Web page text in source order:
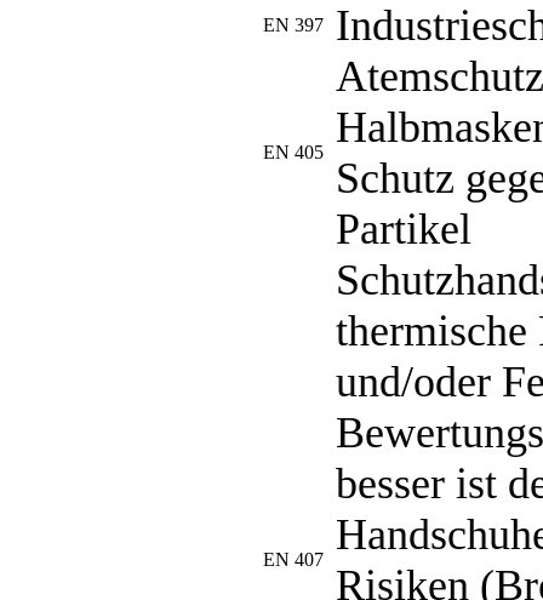
EN 397
EN 405
Schutz
Partikel
EN 407
und/oder
besser ist
Risiken